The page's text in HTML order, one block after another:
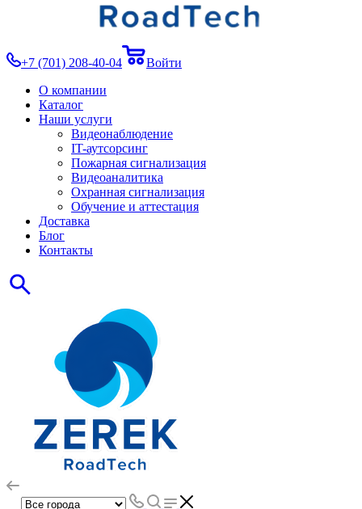
+7 (701) 208-40-04
Войти
О компании
Каталог
Наши услуги
Видеонаблюдение
IT-аутсорсинг
Пожарная сигнализация
Видеоаналитика
Охранная сигнализация
Обучение и аттестация
Доставка
Блог
Контакты